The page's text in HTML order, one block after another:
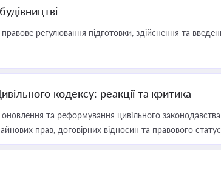
регулювання підготовки, здійснення та
кодексу: реакції та критика
та реформування цивільного
прав, договірних відносин та правового